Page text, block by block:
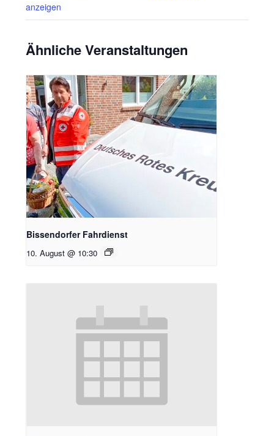
anzeigen
Ähnliche Veranstaltungen
Bissendorfer Fahrdienst
10. August @ 10:30